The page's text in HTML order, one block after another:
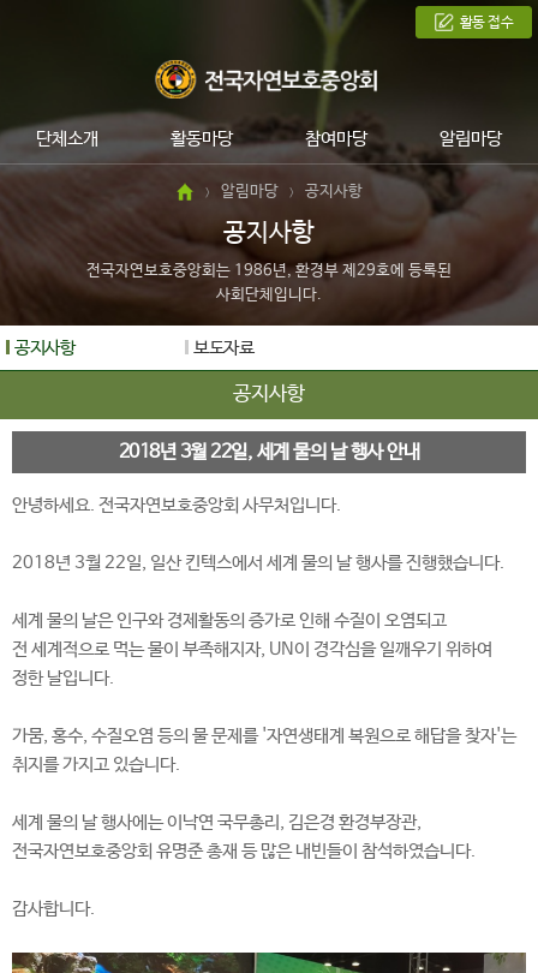
단체소개 활동마당 참여마당 알림마당
활동 접수
> 알림마당 > 공지사항
공지사항
전국자연보호중앙회는 1986년, 환경부 제29호에 등록된
사회단체입니다.
공지사항 보도자료
공지사항
2018년 3월 22일, 세계 물의 날 행사 안내
안녕하세요. 전국자연보호중앙회 사무처입니다.
2018년 3월 22일, 일산 킨텍스에서 세계 물의 날 행사를 진행했습니다.
세계 물의 날은 인구와 경제활동의 증가로 인해 수질이 오염되고
전 세계적으로 먹는 물이 부족해지자, UN이 경각심을 일깨우기 위하여
정한 날입니다.
가뭄, 홍수, 수질오염 등의 물 문제를 '자연생태계 복원으로 해답을 찾자'는
취지를 가지고 있습니다.
세계 물의 날 행사에는 이낙연 국무총리, 김은경 환경부장관,
전국자연보호중앙회 유명준 총재 등 많은 내빈들이 참석하였습니다.
감사합니다.